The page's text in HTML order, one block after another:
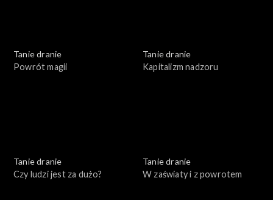
Tanie dranie
Powrót magii
Tanie dranie
Kapitalizm nadzoru
Tanie dranie
Czy ludzi jest za dużo?
Tanie dranie
W zaświaty i z powrotem